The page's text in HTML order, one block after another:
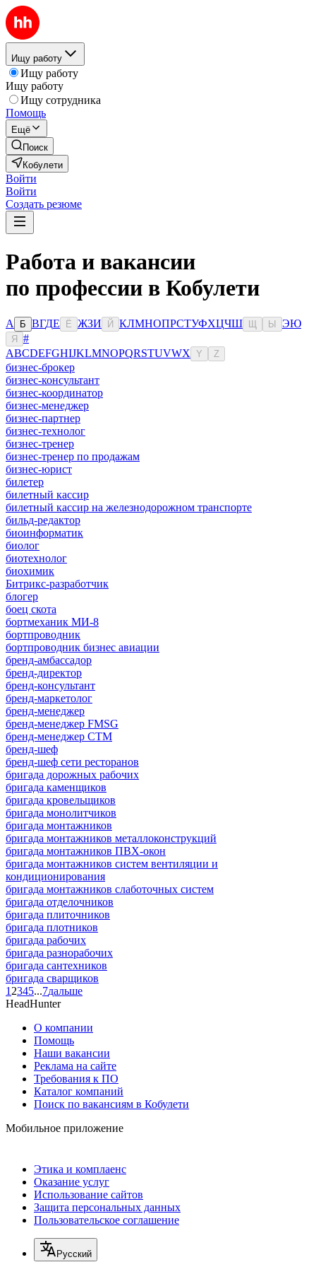
Ищу работу
Ищу работу
Ищу работу
Ищу сотрудника
Помощь
Ещё
Поиск
Кобулети
Войти
Войти
Создать резюме
Работа и вакансии
по профессии в Кобулети
А Б ВГДЕ Ё ЖЗИ Й КЛМНОПРСТУФХЦЧШ Ы ЭЮ
Я
#
ABCDEFGHIJKLMNOPQRSTUVWX Y Z
бизнес-брокер
бизнес-консультант
бизнес-координатор
бизнес-менеджер
бизнес-партнер
бизнес-технолог
бизнес-тренер
бизнес-тренер по продажам
бизнес-юрист
билетер
билетный кассир
билетный кассир на железнодорожном транспорте
бильд-редактор
биоинформатик
биолог
биотехнолог
биохимик
Битрикс-разработчик
блогер
боец скота
бортмеханик МИ-8
бортпроводник
бортпроводник бизнес авиации
бренд-амбассадор
бренд-директор
бренд-консультант
бренд-маркетолог
бренд-менеджер
бренд-менеджер FMSG
бренд-менеджер СТМ
бренд-шеф
бренд-шеф сети ресторанов
бригада дорожных рабочих
бригада каменщиков
бригада кровельщиков
бригада монолитчиков
бригада монтажников
бригада монтажников металлоконструкций
бригада монтажников ПВХ-окон
бригада монтажников систем вентиляции и
кондиционирования
бригада монтажников слаботочных систем
бригада отделочников
бригада плиточников
бригада плотников
бригада рабочих
бригада разнорабочих
бригада сантехников
бригада сварщиков
1 2345...7дальше
HeadHunter
О компании
Помощь
Наши вакансии
Реклама на сайте
Требования к ПО
Каталог компаний
Поиск по вакансиям в Кобулети
Мобильное приложение
Этика и комплаенс
Оказание услуг
Использование сайтов
Защита персональных данных
Пользовательское соглашение
Русский